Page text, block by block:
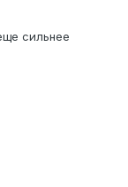
сильнее